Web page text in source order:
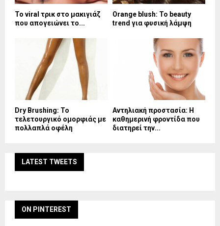
Το viral τρικ στο μακιγιάζ
που απογειώνει το...
Orange blush: Το beauty
trend για φυσική λάμψη
Dry Brushing: Το
τελετουργικό ομορφιάς με
πολλαπλά οφέλη
Αντηλιακή προστασία: Η
καθημερινή φροντίδα που
διατηρεί την...
LATEST TWEETS
ON PINTEREST